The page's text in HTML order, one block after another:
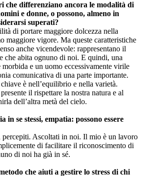
che differenziano ancora le modalità di
e donne, o possono, almeno in
superati?
di portare maggiore dolcezza nella
maggiore vigore. Ma queste caratteristiche
anche vicendevole: rappresentano il
che abita ognuno di noi. E quindi, una
morbida e un uomo eccessivamente virile
comunicativa di una parte importante.
è nell’equilibrio e nella varietà.
il rispettare la nostra natura e al
dell’altra metà del cielo.
in se stessi, empatia: possono essere
percepiti. Ascoltati in noi. Il mio è un lavoro
di facilitare il riconoscimento di
di noi ha già in sé.
che aiuti a gestire lo stress di chi